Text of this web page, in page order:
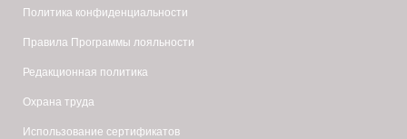
Политика конфиденциальности
Правила Программы лояльности
Редакционная политика
Охрана труда
Использование сертификатов